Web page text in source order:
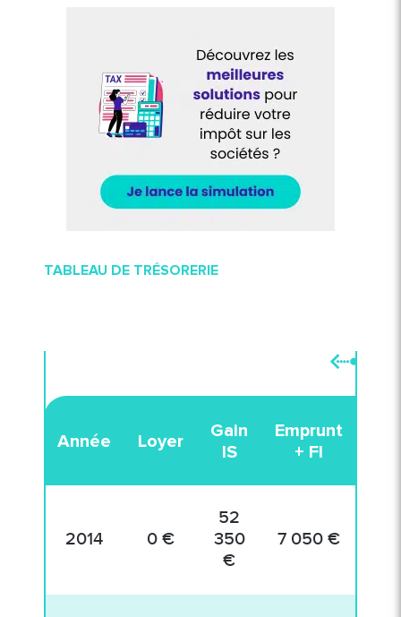
TABLEAU DE TRÉSORERIE
Année Loyer
Gain
IS
Emprunt
+ FI
2014 0 €
52
350
€
7 050 €